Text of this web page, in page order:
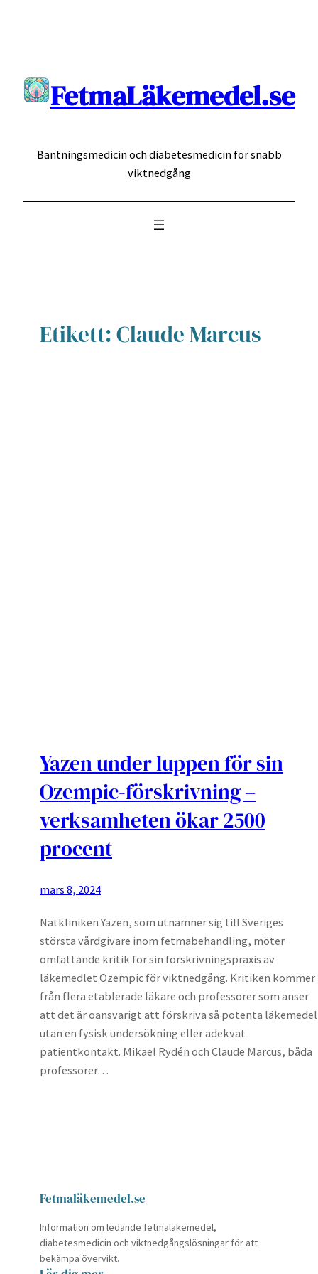
FetmaLäkemedel.se
Bantningsmedicin och diabetesmedicin för snabb
viktnedgång
Etikett:Claude Marcus
Yazen under luppen för sin
Ozempic-förskrivning –
verksamheten ökar 2500
procent
mars 8, 2024
Nätkliniken Yazen, som utnämner sig till Sveriges
största vårdgivare inom fetmabehandling, möter
omfattande kritik för sin förskrivningspraxis av
läkemedlet Ozempic för viktnedgång. Kritiken kommer
från flera etablerade läkare och professorer som anser
att det är oansvarigt att förskriva så potenta läkemedel
utan en fysisk undersökning eller adekvat
patientkontakt. Mikael Rydén och Claude Marcus, båda
professorer…
Fetmaläkemedel.se
Information om ledande fetmaläkemedel,
diabetesmedicin och viktnedgångslösningar för att
bekämpa övervikt.